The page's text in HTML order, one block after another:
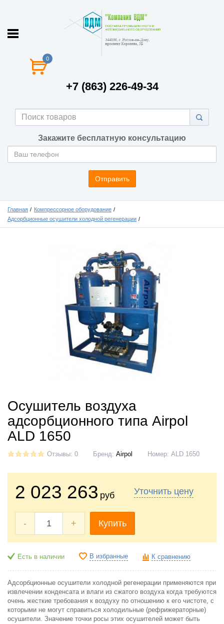
0
+7 (863) 226-49-34
Закажите бесплатную консультацию
Отправить
Главная
Компрессорное оборудование
Адсорбционные осушители холодной регенерации
Осушитель воздуха
адсорбционного типа Airpol
ALD 1650
Отзывы: 0 Бренд: Аirроl Номер: ALD 1650
2 023 263 руб
- + Купить
Уточнить цену
Есть в наличии В избранные К сравнению
Адсорбционные осушители холодной регенерации применяются при
извлечении конденсата и влаги из сжатого воздуха когда требуются
очень жесткие требования к воздуху по отношению к его чистоте, с
которыми не могут справиться холодильные (рефрижераторные)
осушители. Значение точки росы этих осушителей может быть